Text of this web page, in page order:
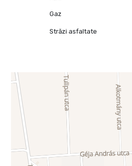
Gaz
Străzi asfaltate